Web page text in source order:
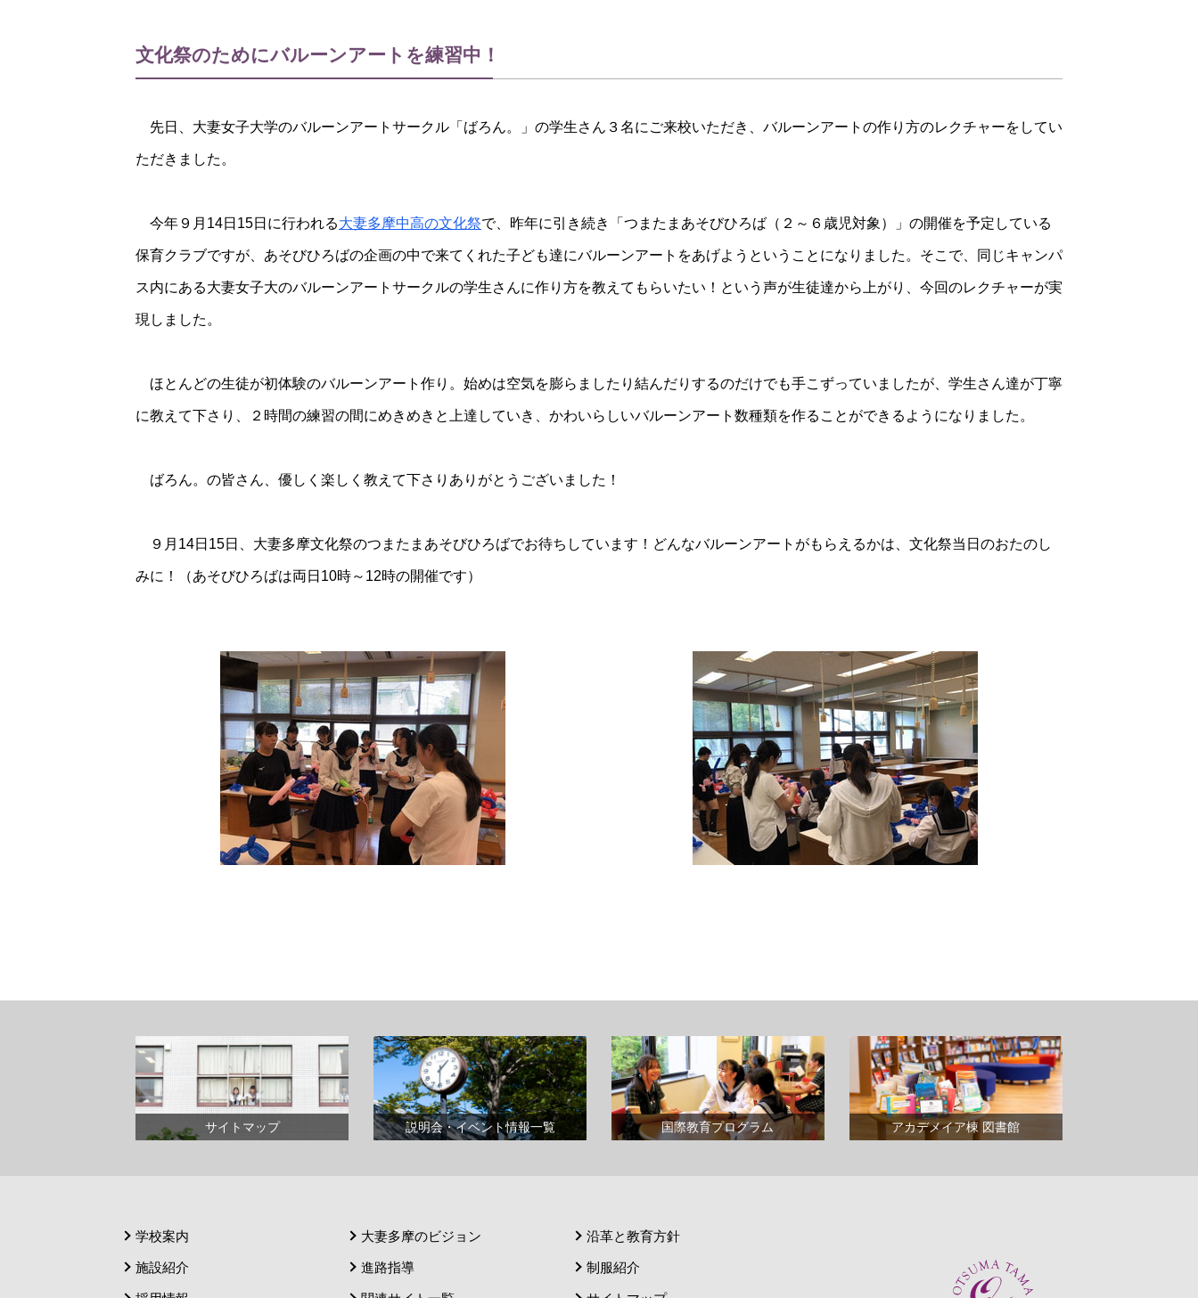
文化祭のためにバルーンアートを練習中！
先日、大妻女子大学のバルーンアートサークル「ばろん。」の学生さん３名にご来校いただき、バルーンアートの作り方のレクチャーをしてい
ただきました。
今年９月14日15日に行われる大妻多摩中高の文化祭で、昨年に引き続き「つまたまあそびひろば（２～６歳児対象）」の開催を予定している
保育クラブですが、あそびひろばの企画の中で来てくれた子ども達にバルーンアートをあげようということになりました。そこで、同じキャンパ
ス内にある大妻女子大のバルーンアートサークルの学生さんに作り方を教えてもらいたい！という声が生徒達から上がり、今回のレクチャーが実
現しました。
ほとんどの生徒が初体験のバルーンアート作り。始めは空気を膨らましたり結んだりするのだけでも手こずっていましたが、学生さん達が丁寧
に教えて下さり、２時間の練習の間にめきめきと上達していき、かわいらしいバルーンアート数種類を作ることができるようになりました。
ばろん。の皆さん、優しく楽しく教えて下さりありがとうございました！
９月14日15日、大妻多摩文化祭のつまたまあそびひろばでお待ちしています！どんなバルーンアートがもらえるかは、文化祭当日のおたのし
みに！（あそびひろばは両日10時～12時の開催です）
サイトマップ 説明会・イベント情報一覧 国際教育プログラム アカデメイア棟 図書館
学校案内
施設紹介
大妻多摩のビジョン
進路指導
沿革と教育方針
制服紹介